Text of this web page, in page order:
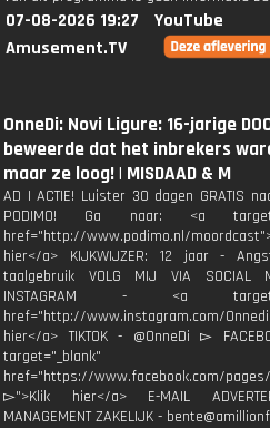
07-08-2026 19:27
YouTube
Amusement.TV
OnneDi: Novi Ligure: 16-jarige
beweerde dat het inbrekers
maar ze loog! | MISDAAD & M
AD | ACTIE! Luister 30 dagen GRATIS
PODIMO! Ga naar: <a
href="http://www.podimo.nl/
hier</a> KIJKWIJZER: 12 jaar -
taalgebruik VOLG MIJ VIA SOCIAL
INSTAGRAM - <a
href="http://www.instagram.com/
hier</a> TIKTOK - @OnneDi ▻
target="_blank"
href="https://www.facebook.com/pages/
▻">Klik hier</a> E-MAIL
MANAGEMENT ZAKELIJK -